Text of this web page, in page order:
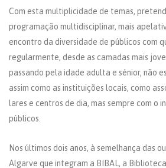
Com esta multiplicidade de temas,
programação multidisciplinar, mais
encontro da diversidade de públicos com
regularmente, desde as camadas mais
passando pela idade adulta e sénior, não
assim como as instituições locais, como
lares e centros de dia, mas sempre com o
públicos.
Nos últimos dois anos, à semelhança das
Algarve que integram a BIBAL, a